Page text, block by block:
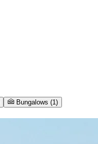
Bungalows (1)